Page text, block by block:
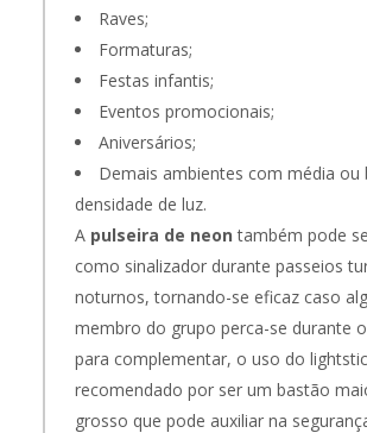
Raves;
Formaturas;
Festas infantis;
Eventos promocionais;
Aniversários;
Demais ambientes com média ou
densidade de luz.
A pulseira de neontambém pode
como sinalizador durante passeios
noturnos, tornando-se eficaz caso
membro do grupo perca-se durante
para complementar, o uso do
recomendado por ser um bastão
grosso que pode auxiliar na